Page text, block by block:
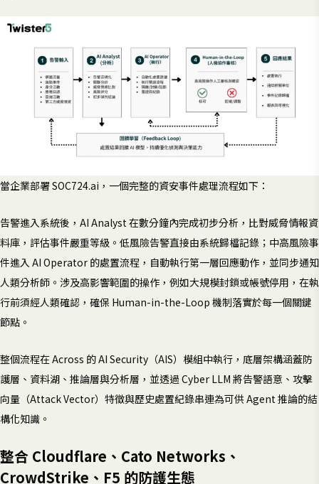
當企業部署 SOC724.ai，一個完整的資安事件處理流程如下：
告警進入系統後，AI Analyst 在數分鐘內完成初步分析，比對威脅情報資
料庫，評估事件嚴重等級。低風險告警直接由系統歸檔記錄；中高風險事
件進入 AI Operator 的處置流程，自動執行第一層回應動作，並同步通知
人類分析師。涉及高影響範圍的操作，例如大規模封鎖或帳號停用，在執
行前須經人類確認，確保 Human-in-the-Loop 機制落實於每一個關鍵
節點。
整個流程在 Across 的 AI Security（AIS）模組中執行，底層架構涵蓋防
護層、資料湖、推論層與分析層，並透過 Cyber LLM 將告警語意、攻擊
向量（Attack Vector）特徵與歷史處置紀錄串連為可供 Agent 推論的結
構化知識。
整合 Cloudflare、Cato Networks、
CrowdStrike、F5 的防護生態